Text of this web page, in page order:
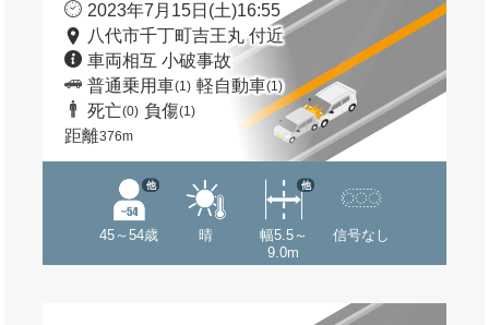
2023年7月15日(土)16:55
八代市千丁町吉王丸 付近
車両相互 小破事故
普通乗用車(1) 軽自動車(1)
死亡(0) 負傷(1)
距離376m
45～54歳
他
晴
幅5.5～
9.0m
他
信号なし